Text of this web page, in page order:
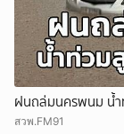
ฝนถล่มนครพนม น้
สวพ.FM91